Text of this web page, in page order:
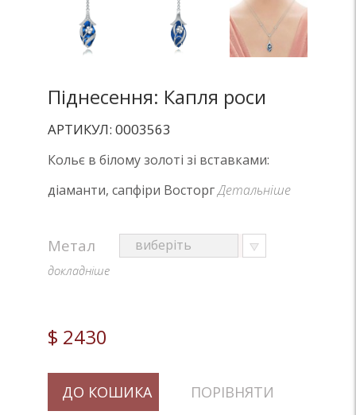
Піднесення: Капля роси
АРТИКУЛ: 0003563
Кольє в білому золоті зі вставками:
діаманти, сапфіри ВосторгДетальніше
Метал
докладніше
$ 2430
ДО КОШИКА ПОРІВНЯТИ